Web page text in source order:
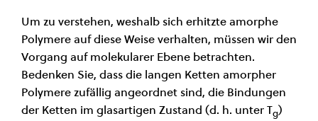
Um zu verstehen, weshalb sich erhitzte amorphe
Polymere auf diese Weise verhalten, müssen wir den
Vorgang auf molekularer Ebene betrachten.
Bedenken Sie, dass die langen Ketten amorpher
Polymere zufällig angeordnet sind, die Bindungen
der Ketten im glasartigen Zustand (d. h. unter Tg)